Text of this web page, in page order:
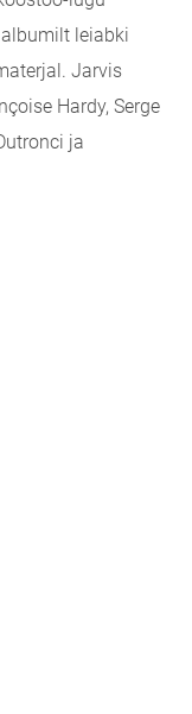
leiabki
Jarvis
Hardy, Serge
ja